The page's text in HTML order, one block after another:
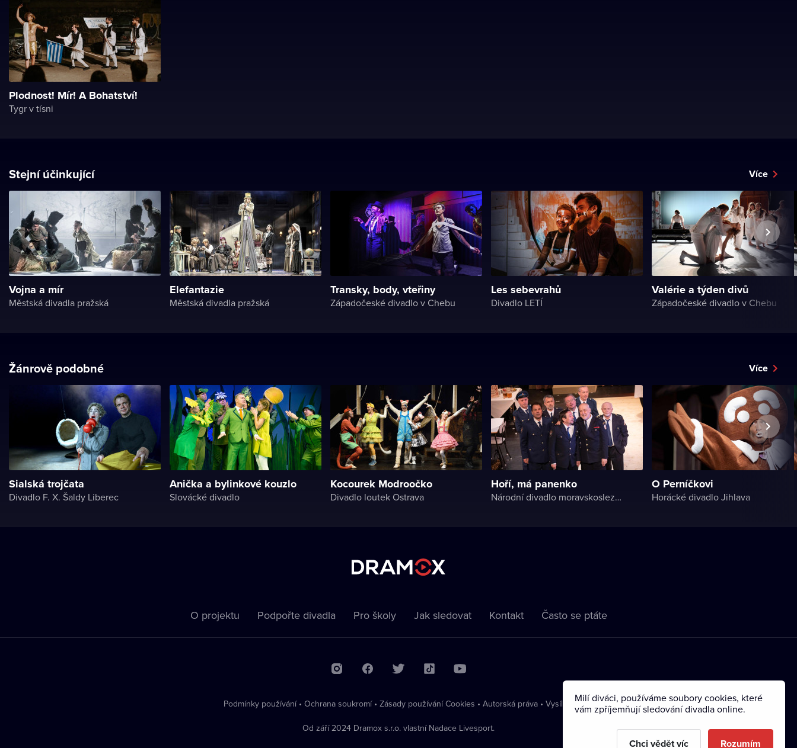
Plodnost! Mír! A Bohatství!
Tygr v tísni
Stejní účinkující Více
Vojna a mír
Městská divadla pražská
Elefantazie
Městská divadla pražská
Transky, body, vteřiny
Západočeské divadlo v Chebu
Les sebevrahů
Divadlo LETÍ
Valérie a týden divů
Západočeské divadlo v Chebu
Žánrově podobné Více
Sialská trojčata
Divadlo F. X. Šaldy Liberec
Anička a bylinkové kouzlo
Slovácké divadlo
Kocourek Modroočko
Divadlo loutek Ostrava
Hoří, má panenko
Národní divadlo moravskoslezské
O Perníčkovi
Horácké divadlo Jihlava
O projektu Podpořte divadla Pro školy Jak sledovat Kontakt Často se ptáte
Podmínky používání • Ochrana soukromí • Zásady používání Cookies • Autorská práva • Vysílání
Od září 2024 Dramox s.r.o. vlastní Nadace Livesport.
Milí diváci, používáme soubory cookies, které
vám zpříjemňují sledování divadla online.
Chci vědět víc Rozumím